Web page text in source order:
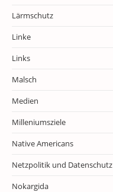
Lärmschutz
Linke
Links
Malsch
Medien
Milleniumsziele
Native Americans
Netzpolitik und Datenschutz
Nokargida